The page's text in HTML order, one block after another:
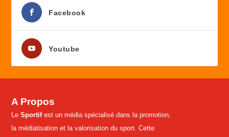
Facebook
Youtube
A Propos
LeSportifest un média spécialisé dans la promotion,
la médiatisation et la valorisation du sport. Cette